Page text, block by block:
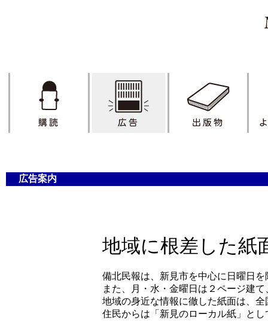
広告案内
地域に根差した紙
備北民報は、新見市を中心に日曜日
また、月・水・金曜日は２ページ建て、火・
地域の身近な情報に徹した紙面は、全国紙な
住民からは「新見のローカル紙」として親し